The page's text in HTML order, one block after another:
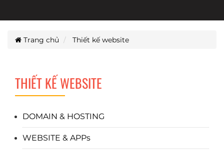
Trang chủ Thiết kế website
THIẾT KẾ WEBSITE
DOMAIN & HOSTING
WEBSITE & APPs